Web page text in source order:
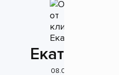
Екатерина
08.04.2026